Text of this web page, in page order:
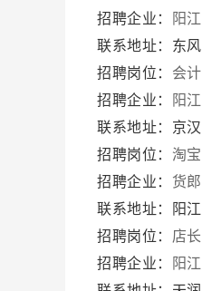
招聘企业：
阳
联系地址：东
招聘岗位： 会
招聘企业：
阳
联系地址：京
招聘岗位： 淘
招聘企业： 货
联系地址：阳
招聘岗位： 店
招聘企业：
阳